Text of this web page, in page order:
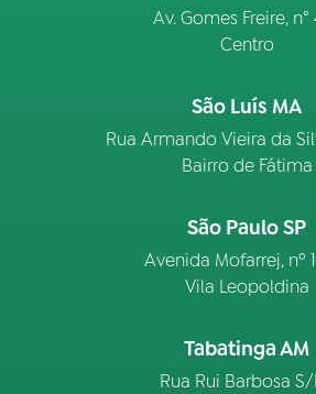
Av. Gomes Freire, n°
Centro
São Luís MA
Rua Armando Vieira da
Bairro de Fátima
São Paulo SP
Avenida Mofarrej, nº
Vila Leopoldina
Tabatinga AM
Rua Rui Barbosa S/